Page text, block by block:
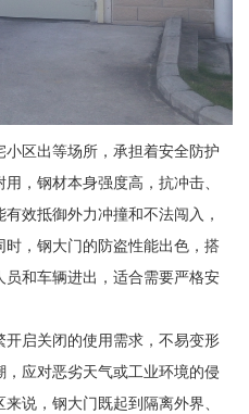
区出等场所，承担着安全防护
，钢材本身强度高，抗冲击、
效抵御外力冲撞和不法闯入，
，钢大门的防盗性能出色，搭
和车辆进出，适合需要严格安
启关闭的使用需求，不易变形
应对恶劣天气或工业环境的侵
说，钢大门既起到隔离外界、